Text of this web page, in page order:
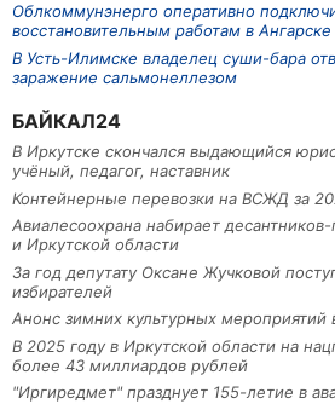
Облкоммунэнерго оперативно
восстановительным работам в Ангарске
В Усть-Илимске владелец суши-бара
заражение сальмонеллезом
БАЙКАЛ24
В Иркутске скончался выдающийся
учёный, педагог, наставник
Контейнерные перевозки на ВСЖД за
Авиалесоохрана набирает
и Иркутской области
За год депутату Оксане Жучковой
избирателей
Анонс зимних культурных мероприятий
В 2025 году в Иркутской области на
более 43 миллиардов рублей
"Иргиредмет" празднует 155-летие в